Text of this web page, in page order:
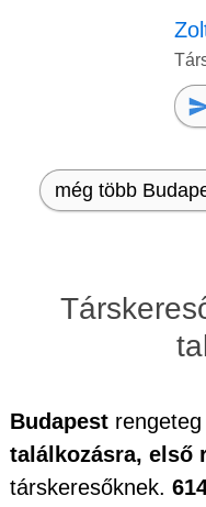
még több
Budapest
találkozásra, első
társkeresőknek.